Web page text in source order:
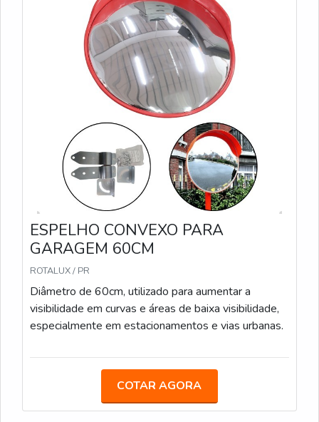
ESPELHO CONVEXO PARA
GARAGEM 60CM
ROTALUX / PR
Diâmetro de 60cm, utilizado para aumentar a
visibilidade em curvas e áreas de baixa visibilidade,
especialmente em estacionamentos e vias urbanas.
COTAR AGORA